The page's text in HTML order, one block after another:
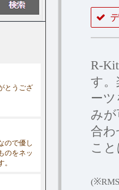
R-
す。
ー
み
合わ
こ